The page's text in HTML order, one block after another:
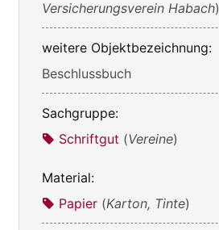
Versicherungsverein Habach)
weitere Objektbezeichnung:
Beschlussbuch
Sachgruppe:
Schriftgut (Vereine)
Material:
Papier (Karton, Tinte)